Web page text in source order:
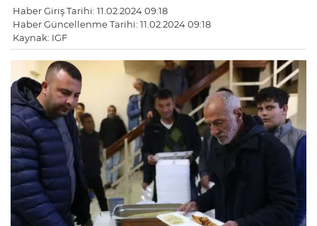
Haber Giriş Tarihi: 11.02.2024 09:18
Haber Güncellenme Tarihi: 11.02.2024 09:18
Kaynak: IGF